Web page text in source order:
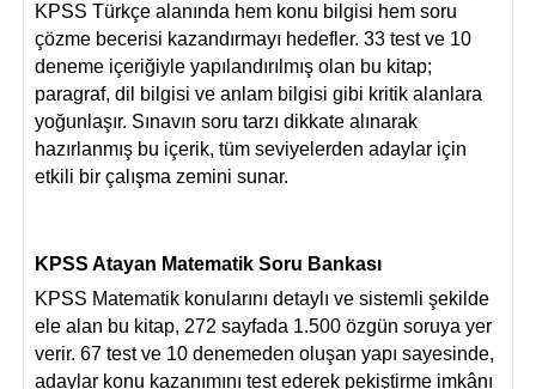
KPSS Türkçe alanında hem konu bilgisi hem soru
çözme becerisi kazandırmayı hedefler. 33 test ve 10
deneme içeriğiyle yapılandırılmış olan bu kitap;
paragraf, dil bilgisi ve anlam bilgisi gibi kritik alanlara
yoğunlaşır. Sınavın soru tarzı dikkate alınarak
hazırlanmış bu içerik, tüm seviyelerden adaylar için
etkili bir çalışma zemini sunar.
KPSS Atayan Matematik Soru Bankası
KPSS Matematik konularını detaylı ve sistemli şekilde
ele alan bu kitap, 272 sayfada 1.500 özgün soruya yer
verir. 67 test ve 10 denemeden oluşan yapı sayesinde,
adaylar konu kazanımını test ederek pekiştirme imkânı